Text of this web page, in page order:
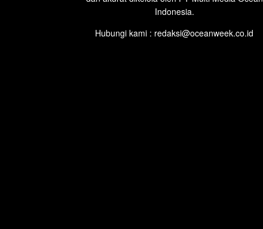
Indonesia.
Hubungi kami : redaksi@oceanweek.co.id